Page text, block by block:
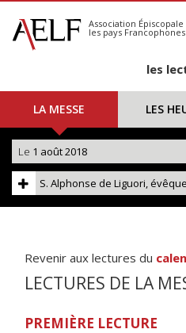
S'abonner
Calendrier
Association
les pays Francophones
les
LA MESSE LES
Le 1 août 2018
S. Alphonse de Liguori,
Revenir aux lectures du
LECTURES DE LA
PREMIÈRE LECTURE